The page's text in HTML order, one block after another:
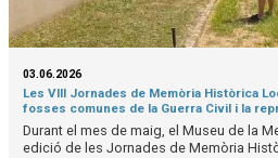
03.06.2026
Les VIII Jornades de Memòria Històrica
fosses comunes de la Guerra Civil i la
Durant el mes de maig, el Museu de la
edició de les Jornades de Memòria